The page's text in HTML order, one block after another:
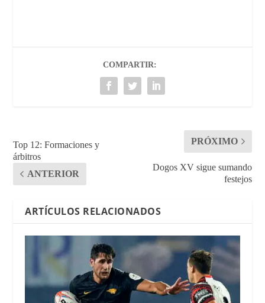
COMPARTIR:
Top 12: Formaciones y
árbitros
ANTERIOR
PRÓXIMO
Dogos XV sigue sumando
festejos
ARTÍCULOS RELACIONADOS